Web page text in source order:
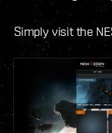
Simply visit the